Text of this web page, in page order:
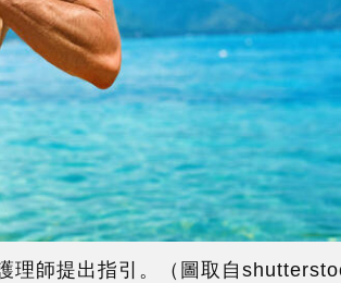
理師提出指引。（圖取自